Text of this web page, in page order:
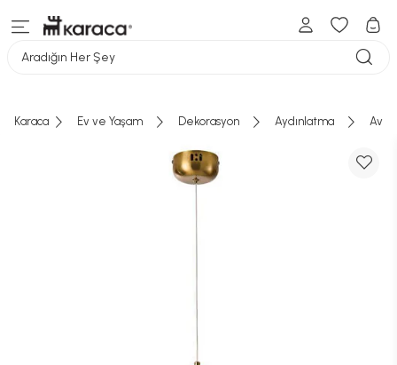
Aradığın Her Şey
Karaca Ev ve Yaşam Dekorasyon Aydınlatma